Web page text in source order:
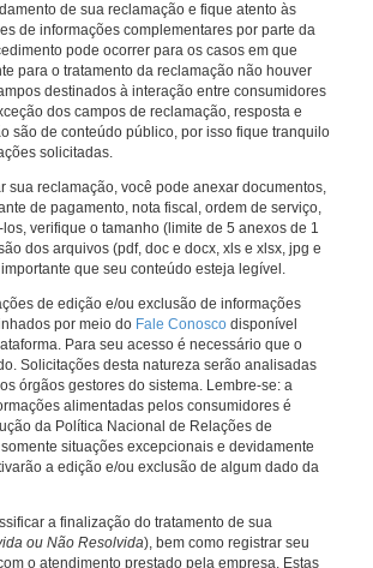
de sua reclamação e fique atento às
de informações complementares por parte da
pode ocorrer para os casos em que
para o tratamento da reclamação não houver
destinados à interação entre consumidores
dos campos de reclamação, resposta e
são de conteúdo público, por isso fique tranquilo
solicitadas.
sua reclamação, você pode anexar documentos,
de pagamento, nota fiscal, ordem de serviço,
verifique o tamanho (limite de 5 anexos de 1
dos arquivos (pdf, doc e docx, xls e xlsx, jpg e
que seu conteúdo esteja legível.
de edição e/ou exclusão de informações
por meio do Fale Conosco disponível
Para seu acesso é necessário que o
Solicitações desta natureza serão analisadas
órgãos gestores do sistema. Lembre-se: a
alimentadas pelos consumidores é
da Política Nacional de Relações de
situações excepcionais e devidamente
a edição e/ou exclusão de algum dado da
a finalização do tratamento de sua
ou Não Resolvida), bem como registrar seu
o atendimento prestado pela empresa. Estas